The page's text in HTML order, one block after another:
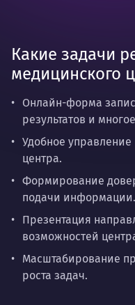
Какие задачи
медицинского
Онлайн-форма
результатов и
Удобное управление
центра.
Формирование
подачи информации.
Презентация
возможностей
Масштабирование
роста задач.